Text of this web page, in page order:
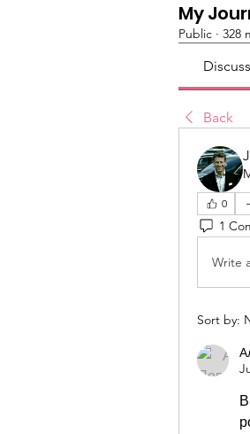
My
Public · 328
Back
0
1
Write
Sort by: